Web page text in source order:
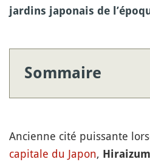
jardins japonais de
Sommaire
Ancienne cité puissante
capitale du Japon,